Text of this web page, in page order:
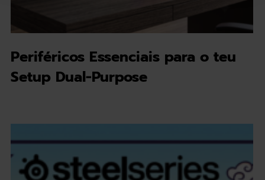
Periféricos Essenciais para o teu
Setup Dual-Purpose